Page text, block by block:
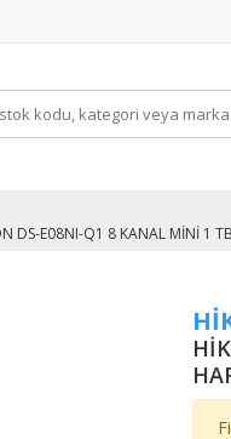
DS-E08NI-Q1 8 KANAL MİNİ 1